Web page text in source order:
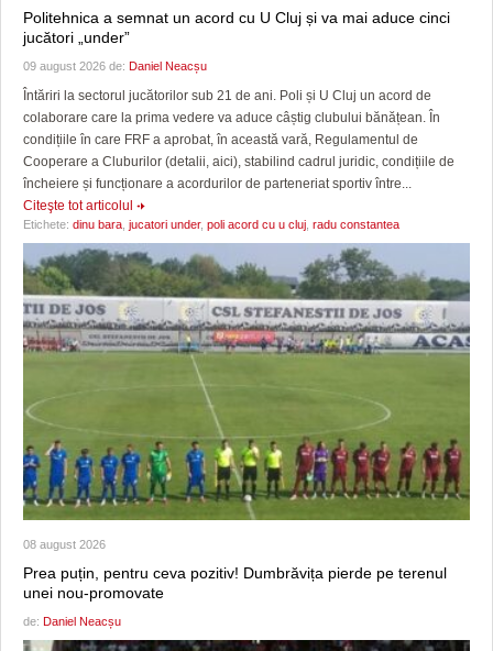
Politehnica a semnat un acord cu U Cluj și va mai aduce cinci
jucători „under”
09 august 2026 de: Daniel Neacșu
Întăriri la sectorul jucătorilor sub 21 de ani. Poli și U Cluj un acord de
colaborare care la prima vedere va aduce câștig clubului bănățean. În
condițiile în care FRF a aprobat, în această vară, Regulamentul de
Cooperare a Cluburilor (detalii, aici), stabilind cadrul juridic, condițiile de
încheiere și funcționare a acordurilor de parteneriat sportiv între...
Citeşte tot articolul
Etichete: dinu bara jucatori under, poli acord cu u cluj radu constantea
08 august 2026
Prea puțin, pentru ceva pozitiv! Dumbrăvița pierde pe terenul
unei nou-promovate
de: Daniel Neacșu